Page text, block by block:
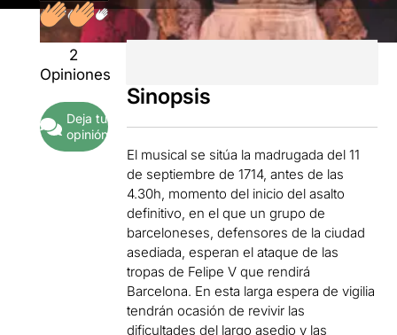
2
Opiniones
Deja tu
opinión
Sinopsis
El musical se sitúa la madrugada del 11
de septiembre de 1714, antes de las
4.30h, momento del inicio del asalto
definitivo, en el que un grupo de
barceloneses, defensores de la ciudad
asediada, esperan el ataque de las
tropas de Felipe V que rendirá
Barcelona. En esta larga espera de vigilia
tendrán ocasión de revivir las
dificultades del largo asedio y las